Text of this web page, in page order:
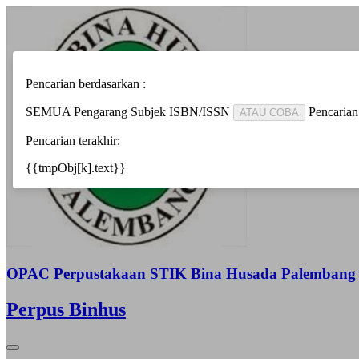
OPAC Perpustakaan STIK Bina Husada Palembang
Perpus Binhus
Pencarian berdasarkan :
SEMUA Pengarang Subjek ISBN/ISSN ATAU COBA
Pencarian terakhir:
{{tmpObj[k].text}}